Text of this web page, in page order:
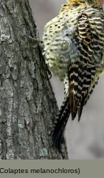
melanochloros)